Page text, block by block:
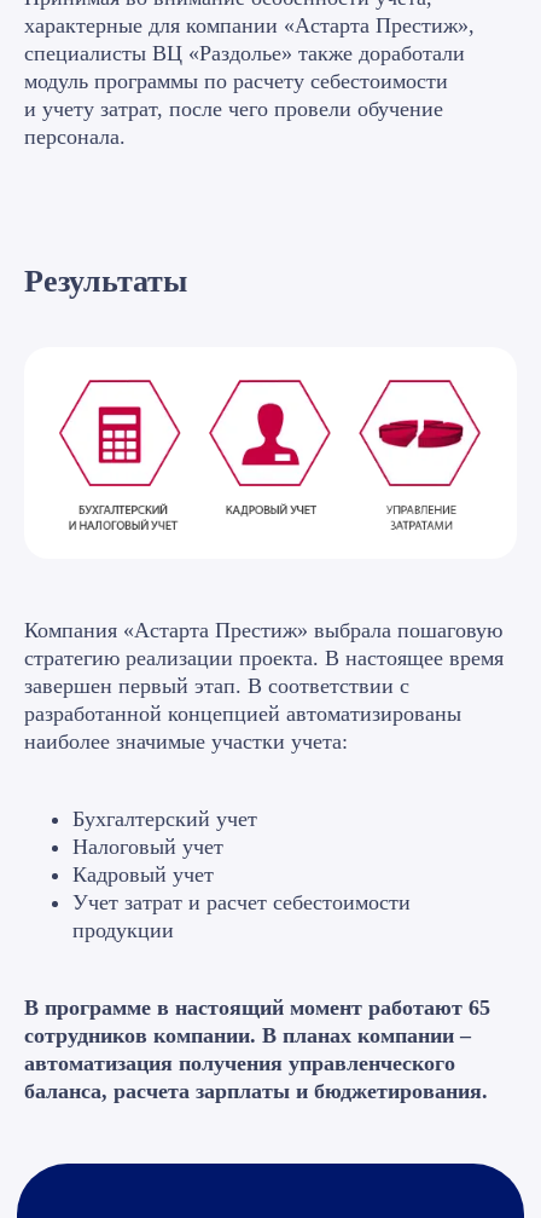
характерные для компании «Астарта Престиж»,
специалисты ВЦ «Раздолье» также доработали
модуль программы по расчету себестоимости
и учету затрат, после чего провели обучение
персонала.
Результаты
Компания «Астарта Престиж» выбрала пошаговую
стратегию реализации проекта. В настоящее время
завершен первый этап. В соответствии с
разработанной концепцией автоматизированы
наиболее значимые участки учета:
Бухгалтерский учет
Налоговый учет
Кадровый учет
Учет затрат и расчет себестоимости
продукции
В программе в настоящий момент работают 65
сотрудников компании. В планах компании –
автоматизация получения управленческого
баланса, расчета зарплаты и бюджетирования.
+7
Я принимаю условия Политики
конфиденциальностии даюсогласиена обработку
персональных данных
Оставить заявку
Посмотрите, как мы автоматизировали
процессы наших клиентов
Еще больше кейсов
Выполненные проекты